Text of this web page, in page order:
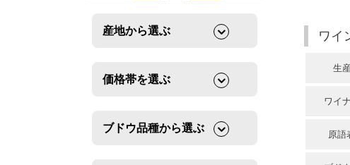
産地から選ぶ
価格帯を選ぶ
ブドウ品種から選ぶ
ワイ
生
ワイ
原語